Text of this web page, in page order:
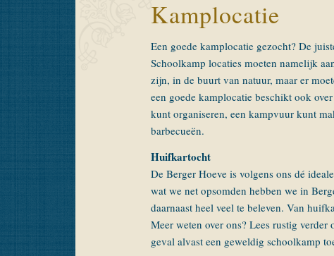
Kamplocatie
Een goede kamplocatie gezocht? De
Schoolkamp locaties moeten namelijk
zijn, in de buurt van natuur, maar er
een goede kamplocatie beschikt ook
kunt organiseren, een kampvuur kunt
barbecueën.
Huifkartocht
De Berger Hoeve is volgens ons dé
wat we net opsomden hebben we in
daarnaast heel veel te beleven. Van
Meer weten over ons? Lees rustig
geval alvast een geweldig schoolkamp